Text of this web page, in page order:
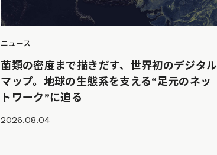
ニュース
菌類の密度まで描きだす、世界初のデジタル
マップ。地球の生態系を支える“足元のネッ
トワーク”に迫る
2026.08.04